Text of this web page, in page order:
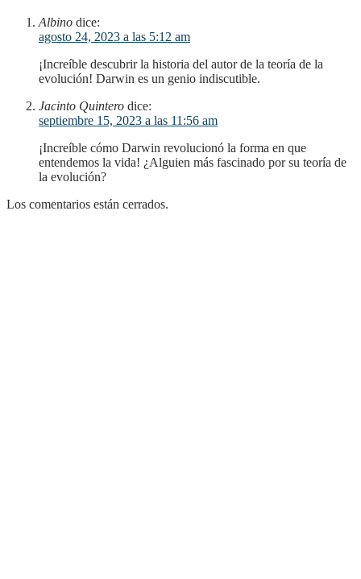
Albino dice:
agosto 24, 2023 a las 5:12 am
¡Increíble descubrir la historia del autor de la teoría de la
evolución! Darwin es un genio indiscutible.
Jacinto Quintero dice:
septiembre 15, 2023 a las 11:56 am
¡Increíble cómo Darwin revolucionó la forma en que
entendemos la vida! ¿Alguien más fascinado por su teoría de
la evolución?
Los comentarios están cerrados.